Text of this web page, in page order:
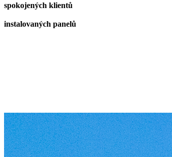
spokojených klientů
instalovaných panelů